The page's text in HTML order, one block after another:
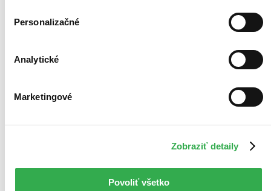
Personalizačné
Analytické
Marketingové
Zobraziť detaily
Povoliť všetko